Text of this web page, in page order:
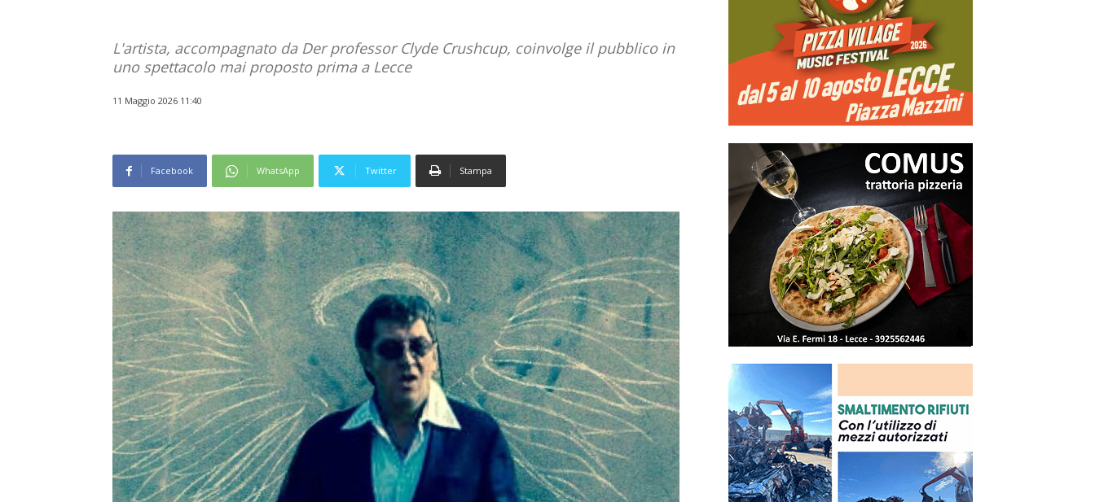
L'artista, accompagnato da Der professor Clyde Crushcup, coinvolge il pubblico in
uno spettacolo mai proposto prima a Lecce
11 Maggio 2026 11:40
Facebook WhatsApp Twitter Stampa